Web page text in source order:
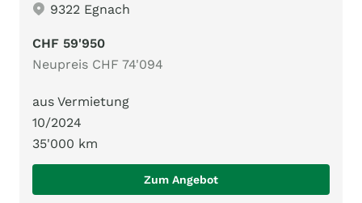
9322 Egnach
CHF 59'950
Neupreis CHF 74'094
aus Vermietung
10/2024
35'000 km
Zum Angebot